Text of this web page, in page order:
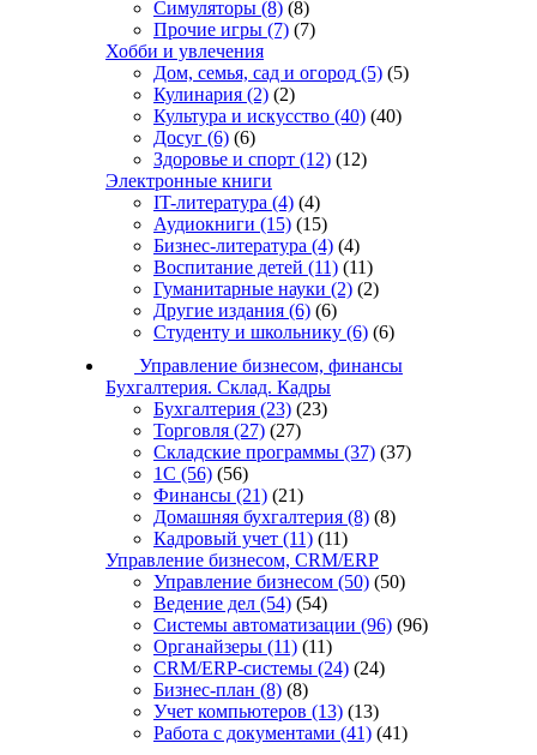
Симуляторы (8) (8)
Прочие игры (7) (7)
Хобби и увлечения
Дом, семья, сад и огород (5) (5)
Кулинария (2) (2)
Культура и искусство (40) (40)
Досуг (6) (6)
Здоровье и спорт (12) (12)
Электронные книги
IT-литература (4) (4)
Аудиокниги (15) (15)
Бизнес-литература (4) (4)
Воспитание детей (11) (11)
Гуманитарные науки (2) (2)
Другие издания (6) (6)
Студенту и школьнику (6) (6)
Управление бизнесом, финансы
Бухгалтерия. Склад. Кадры
Бухгалтерия (23) (23)
Торговля (27) (27)
Складские программы (37) (37)
1С (56) (56)
Финансы (21) (21)
Домашняя бухгалтерия (8) (8)
Кадровый учет (11) (11)
Управление бизнесом, CRM/ERP
Управление бизнесом (50) (50)
Ведение дел (54) (54)
Системы автоматизации (96) (96)
Органайзеры (11) (11)
CRM/ERP-системы (24) (24)
Бизнес-план (8) (8)
Учет компьютеров (13) (13)
Работа с документами (41) (41)